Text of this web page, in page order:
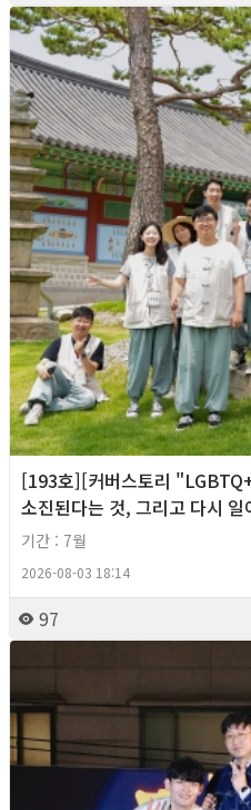
[193호][커버스토리
소진된다는 것, 그리고 다시 일
기간 : 7월
2026-08-03 18:14
97